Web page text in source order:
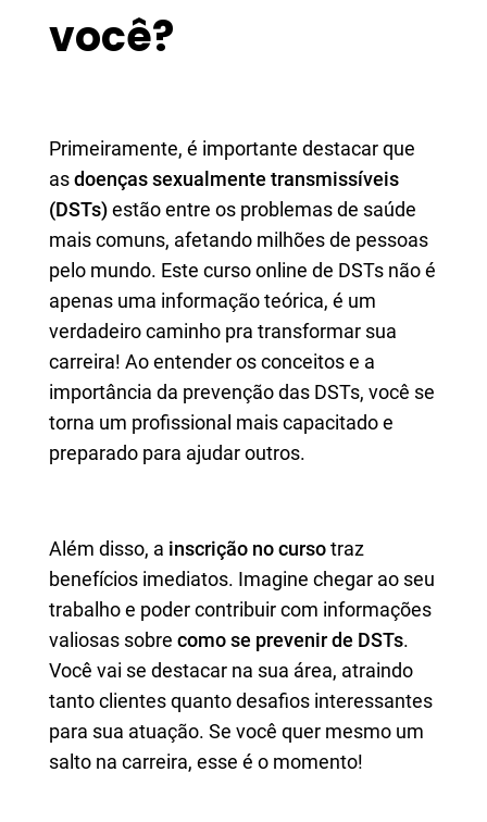
você?
Primeiramente, é importante destacar que
asdoenças sexualmente transmissíveis
(DSTs)estão entre os problemas de saúde
mais comuns, afetando milhões de pessoas
pelo mundo. Este curso online de DSTs não é
apenas uma informação teórica, é um
verdadeiro caminho pra transformar sua
carreira! Ao entender os conceitos e a
importância da prevenção das DSTs, você se
torna um profissional mais capacitado e
preparado para ajudar outros.
Além disso, a inscrição no cursotraz
benefícios imediatos. Imagine chegar ao seu
trabalho e poder contribuir com informações
valiosas sobre como se prevenir de DSTs.
Você vai se destacar na sua área, atraindo
tanto clientes quanto desafios interessantes
para sua atuação. Se você quer mesmo um
salto na carreira, esse é o momento!